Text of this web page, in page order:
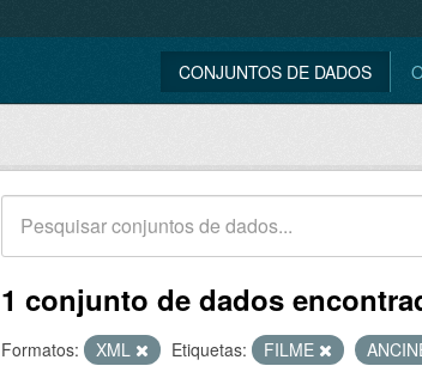
CONJUNTOS DE DADOS
1 conjunto de dados
Formatos: XML Etiquetas: FILME